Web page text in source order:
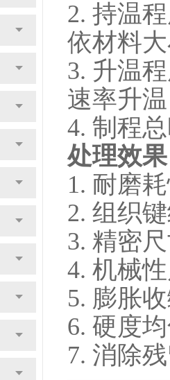
2. 持温
依材料
3. 升温
速率升
4. 制程
处理效果
1. 耐磨
2. 组织
3. 精密
4. 机械
5. 膨胀
6. 硬度
7. 消除